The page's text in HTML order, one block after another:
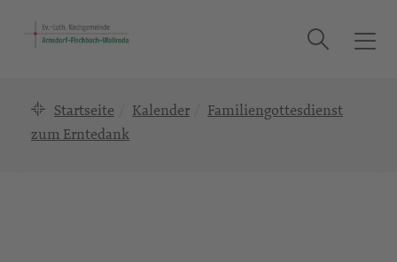
T
Suche
Startseite Kalender
Familiengottesdienst
zum Erntedank